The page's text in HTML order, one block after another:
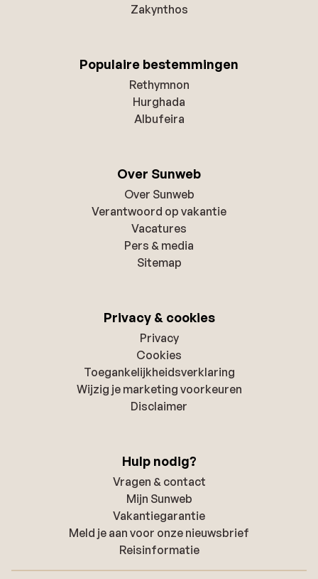
Zakynthos
Populaire bestemmingen
Rethymnon
Hurghada
Albufeira
Over Sunweb
Over Sunweb
Verantwoord op vakantie
Vacatures
Pers & media
Sitemap
Privacy & cookies
Privacy
Cookies
Toegankelijkheidsverklaring
Wijzig je marketing voorkeuren
Disclaimer
Hulp nodig?
Vragen & contact
Mijn Sunweb
Vakantiegarantie
Meld je aan voor onze nieuwsbrief
Reisinformatie